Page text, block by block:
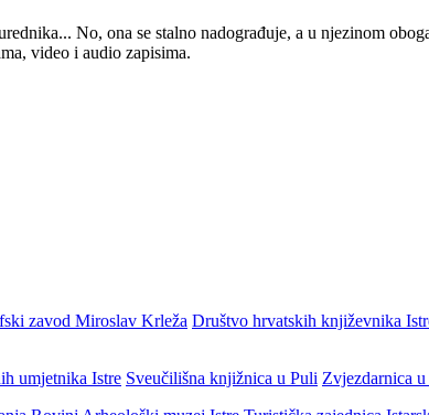
No, ona se stalno nadograđuje, a u njezinom
video i audio zapisima.
zavod Miroslav Krleža Društvo hrvatskih književnika
umjetnika Istre Sveučilišna knjižnica u Puli Zvjezdarnica